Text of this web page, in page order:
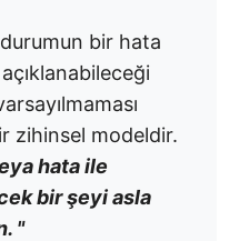
bir hata
zihinsel modeldir.
hata ile
bir şeyi asla
"